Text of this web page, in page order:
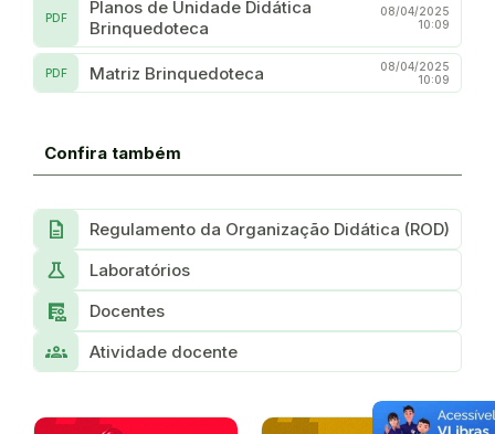
Planos de Unidade Didática
Brinquedoteca
PDF
08/04/2025
10:09
Matriz Brinquedoteca
PDF
08/04/2025
10:09
Confira também
Description Regulamento da Organização Didática (ROD)
Science Laboratórios
Clinical_Notes Docentes
Groups Atividade docente